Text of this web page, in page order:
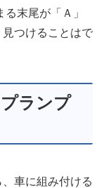
末尾が「Ａ」
つけることはで
ランプ
車に組み付ける